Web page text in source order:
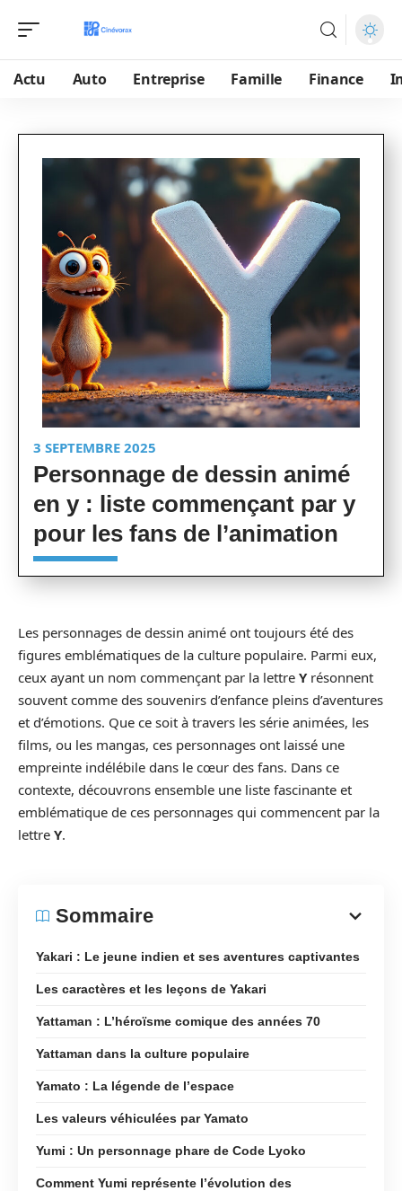
Actu Auto Entreprise Famille Finance
3 SEPTEMBRE 2025
Personnage de dessin animé
en y : liste commençant par y
pour les fans de l’animation
Les personnages de dessin animé ont toujours été des
figures emblématiques de la culture populaire. Parmi eux,
ceux ayant un nom commençant par la lettre Yrésonnent
souvent comme des souvenirs d’enfance pleins d’aventures
et d’émotions. Que ce soit à travers les série animées, les
films, ou les mangas, ces personnages ont laissé une
empreinte indélébile dans le cœur des fans. Dans ce
contexte, découvrons ensemble une liste fascinante et
emblématique de ces personnages qui commencent par la
lettre Y.
Sommaire
Yakari : Le jeune indien et ses aventures captivantes
Les caractères et les leçons de Yakari
Yattaman : L’héroïsme comique des années 70
Yattaman dans la culture populaire
Yamato : La légende de l’espace
Les valeurs véhiculées par Yamato
Yumi : Un personnage phare de Code Lyoko
Comment Yumi représente l’évolution des